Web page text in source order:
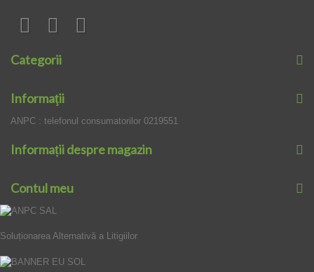
Categorii
Informaţii
ANPC : telefonul consumatorilor 0219551
Informații despre magazin
Contul meu
Soluționarea Alternativă a Litigiilor